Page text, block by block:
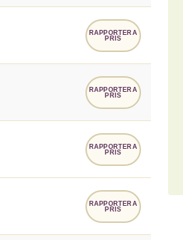
RAPPORTERA
PRIS
RAPPORTERA
PRIS
RAPPORTERA
PRIS
RAPPORTERA
PRIS